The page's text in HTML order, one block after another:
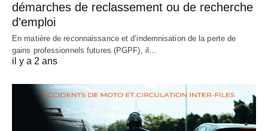
démarches de reclassement ou de recherche
d’emploi
En matière de reconnaissance et d’indemnisation de la perte de
gains professionnels futures (PGPF), il…
il y a 2 ans